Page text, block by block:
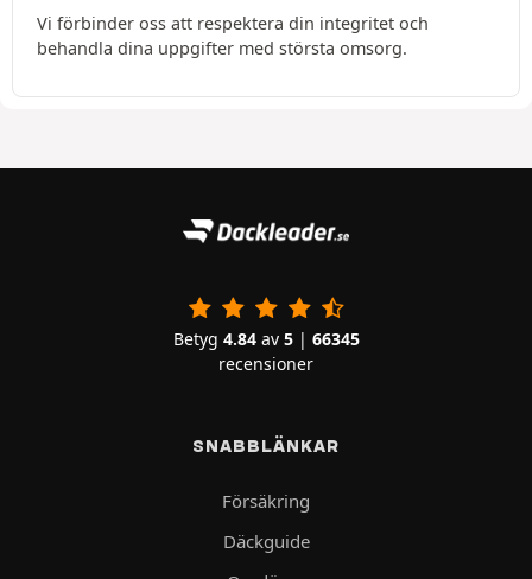
Vi förbinder oss att respektera din integritet och
behandla dina uppgifter med största omsorg.
Betyg 4.84av 5| 66345
recensioner
SNABBLÄNKAR
Försäkring
Däckguide